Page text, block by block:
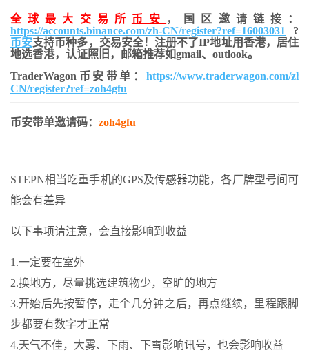
全球最大交易所 币安
，国区邀请链接：
https://accounts.binance.com/zh-CN/register?ref=16003031
?
币安支持币种多，交易安全！注册不了IP地址用香港，居住
地选香港，认证照旧， 邮箱推荐如gmail、outlook。
TraderWagon币安带单： https://www.traderwagon.com/zh-
CN/register?ref=zoh4gfu
币安带单邀请码： zoh4gfu
STEPN相当吃重手机的GPS及传感器功能，各厂牌型号间可
能会有差异
以下事项请注意，会直接影响到收益
1.一定要在室外
2.换地方，尽量挑选建筑物少，空旷的地方
3.开始后先按暂停，走个几分钟之后，再点继续，里程跟脚
步都要有数字才正常
4.天气不佳，大雾、下雨、下雪影响讯号，也会影响收益